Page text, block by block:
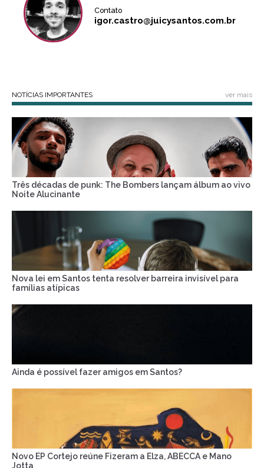
Contato
igor.castro@juicysantos.com.br
NOTÍCIAS IMPORTANTES ver mais
Três décadas de punk: The Bombers lançam álbum ao vivo
Noite Alucinante
Nova lei em Santos tenta resolver barreira invisível para
famílias atípicas
Ainda é possível fazer amigos em Santos?
Novo EP Cortejo reúne Fizeram a Elza, ABECCA e Mano
Jotta